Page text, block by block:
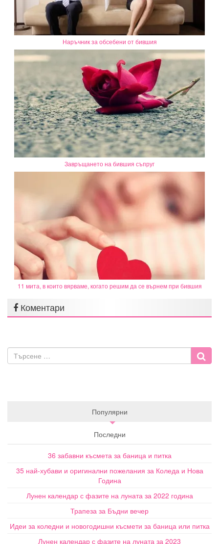
Наръчник за обсебени от бившия
Завръщането на бившия съпруг
11 мита, в които вярваме, когато решим да се върнем при бившия
Коментари
Популярни
Последни
36 забавни късмета за баница и питка
35 най-хубави и оригинални пожелания за Коледа и Нова
Година
Лунен календар с фазите на луната за 2022 година
Трапеза за Бъдни вечер
Идеи за коледни и новогодишни късмети за баница или питка
Лунен календар с фазите на луната за 2023